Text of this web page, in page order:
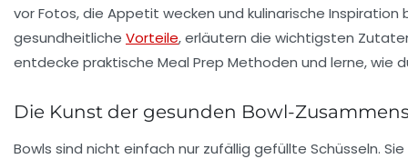
vor Fotos, die Appetit wecken und kulinarische
gesundheitliche Vorteile, erläutern die wichtigsten
entdecke praktische Meal Prep Methoden und lerne, wie
Die Kunst der gesunden Bowl-
Bowls sind nicht einfach nur zufällig gefüllte Schüsseln.